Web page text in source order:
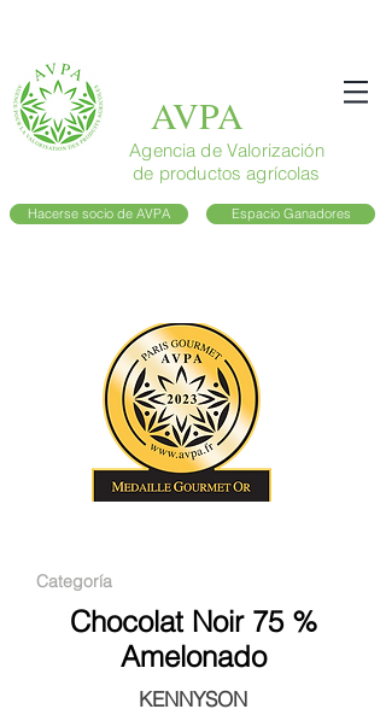
AVPA
Agencia de Valorización
de productos agrícolas
Hacerse socio de AVPA Espacio Ganadores
Categoría
Chocolat Noir 75 %
Amelonado
KENNYSON